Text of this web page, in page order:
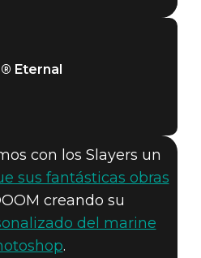
Eternal
con los Slayers un
sus fantásticas obras
creando su
del marine
.